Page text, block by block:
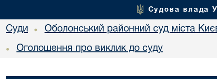
Судова влада
Суди • Оболонський районний суд міста
• Оголошення про виклик до суду